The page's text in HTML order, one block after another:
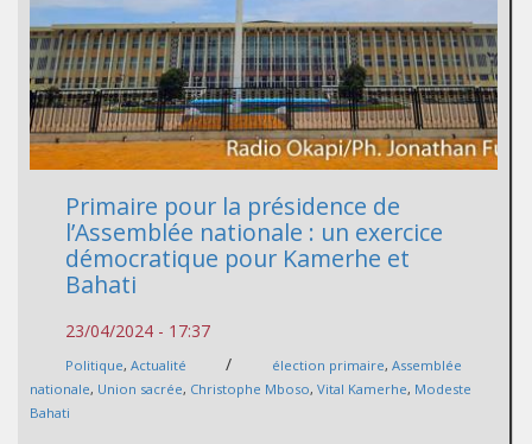
Primaire pour la présidence de
l’Assemblée nationale : un exercice
démocratique pour Kamerhe et
Bahati
23/04/2024 - 17:37
Politique, Actualité / élection primaire, Assemblée
nationale, Union sacrée, Christophe Mboso, Vital Kamerhe, Modeste
Bahati